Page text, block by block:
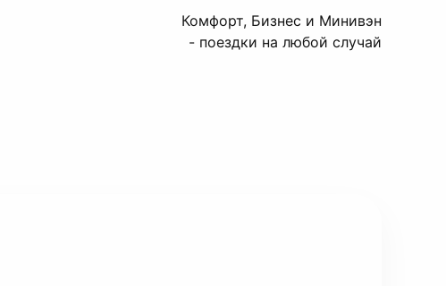
Комфорт, Бизнес и Минивэн
- поездки на любой случай